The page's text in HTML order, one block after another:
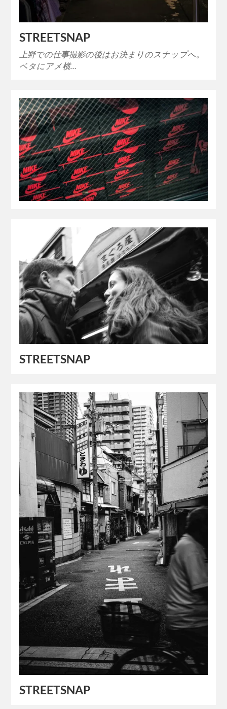
STREETSNAP
上野での仕事撮影の後はお決まりのスナップへ。
ベタにアメ横…
STREETSNAP
STREETSNAP